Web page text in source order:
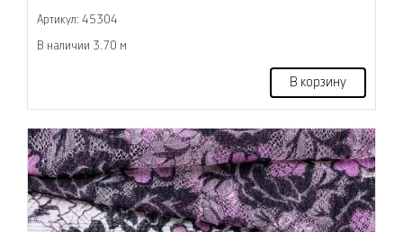
Артикул: 45304
В наличии 3.70 м
В корзину